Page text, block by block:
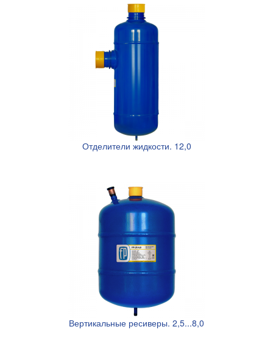
Отделители жидкости. 12,0
Вертикальные ресиверы. 2,5...8,0